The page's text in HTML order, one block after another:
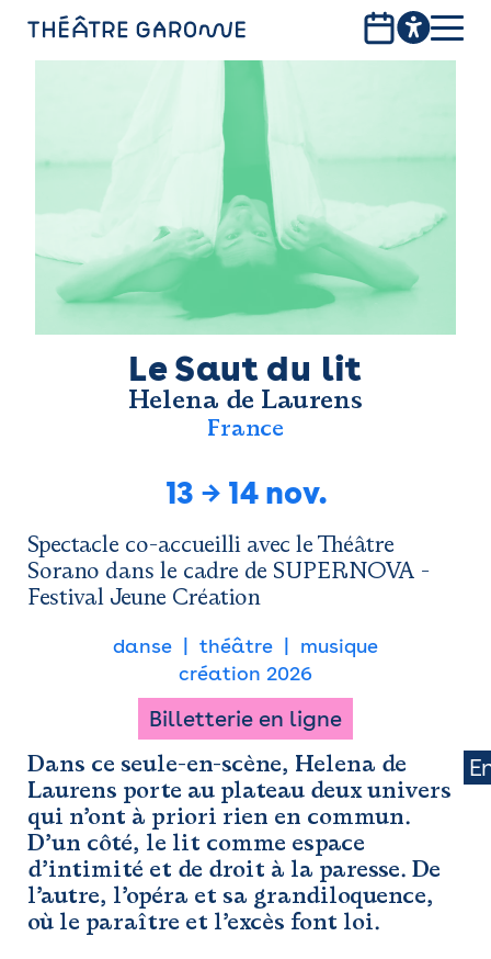
contenu
INFOS PRATIQUES
AVEC LES PUBLICS
ACCESSIBILITÉ
LES PRODUCTIONS
LE THÉÂTRE
Newsletter
Espace presse
Le Saut du lit
Helena de Laurens
France
13 → 14 nov.
Spectacle co-accueilli avec le Théâtre
Sorano dans le cadre de SUPERNOVA -
Festival Jeune Création
danse théâtre
musique
création 2026
Billetterie en ligne
Dans ce seule-en-scène, Helena de
Laurens porte au plateau deux univers
qui n’ont à priori rien en commun.
D’un côté, le lit comme espace
d’intimité et de droit à la paresse. De
l’autre, l’opéra et sa grandiloquence,
où le paraître et l’excès font loi.